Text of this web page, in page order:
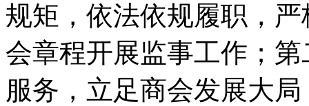
规矩，依法依规履职，
会章程开展监事工作；
服务，立足商会发展大